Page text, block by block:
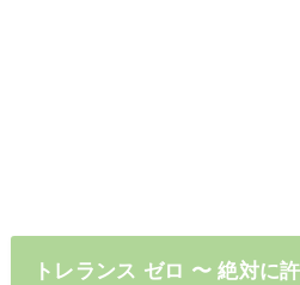
トレランス ゼロ 〜 絶対に